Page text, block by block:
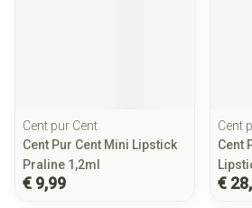
Cent pur Cent
Cent Pur Cent Mini Lipstick
Praline 1,2ml
€ 9,99
Cent
Cent
€